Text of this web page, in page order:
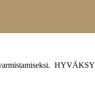
HYVÄKSY